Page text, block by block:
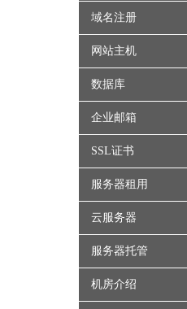
域名注册
网站主机
数据库
企业邮箱
SSL证书
服务器租用
云服务器
服务器托管
机房介绍